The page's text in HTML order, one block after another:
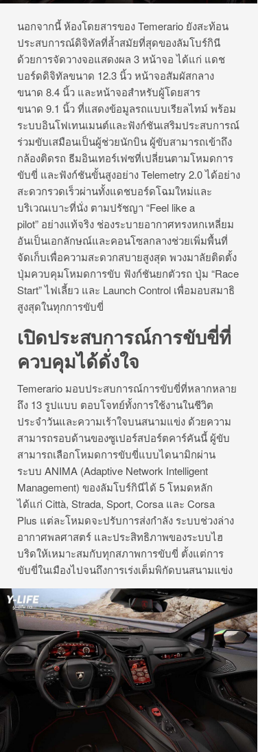
นอกจากนี้ ห้องโดยสารของ Temerario ยังสะท้อน
ประสบการณ์ดิจิทัลที่ล้ำสมัยที่สุดของลัมโบร์กินี
ด้วยการจัดวางจอแสดงผล 3 หน้าจอ ได้แก่ แดช
บอร์ดดิจิทัลขนาด 12.3 นิ้ว หน้าจอสัมผัสกลาง
ขนาด 8.4 นิ้ว และหน้าจอสำหรับผู้โดยสาร
ขนาด 9.1 นิ้ว ที่แสดงข้อมูลรถแบบเรียลไทม์ พร้อม
ระบบอินโฟเทนเมนต์และฟังก์ชันเสริมประสบการณ์
ร่วมขับเสมือนเป็นผู้ช่วยนักบิน ผู้ขับสามารถเข้าถึง
กล้องติดรถ ธีมอินเทอร์เฟซที่เปลี่ยนตามโหมดการ
ขับขี่ และฟังก์ชันขั้นสูงอย่าง Telemetry 2.0 ได้อย่าง
สะดวกรวดเร็วผ่านทั้งแดชบอร์ดโฉมใหม่และ
บริเวณเบาะที่นั่ง ตามปรัชญา “Feel like a
pilot” อย่างแท้จริง ช่องระบายอากาศทรงหกเหลี่ยม
อันเป็นเอกลักษณ์และคอนโซลกลางช่วยเพิ่มพื้นที่
จัดเก็บเพื่อความสะดวกสบายสูงสุด พวงมาลัยติดตั้ง
ปุ่มควบคุมโหมดการขับ ฟังก์ชันยกตัวรถ ปุ่ม “Race
Start” ไฟเลี้ยว และ Launch Control เพื่อมอบสมาธิ
สูงสุดในทุกการขับขี่
เปิดประสบการณ์การขับขี่ที่
ควบคุมได้ดั่งใจ
Temerario มอบประสบการณ์การขับขี่ที่หลากหลาย
ถึง 13 รูปแบบ ตอบโจทย์ทั้งการใช้งานในชีวิต
ประจำวันและความเร้าใจบนสนามแข่ง ด้วยความ
สามารถรอบด้านของซูเปอร์สปอร์ตคาร์คันนี้ ผู้ขับ
สามารถเลือกโหมดการขับขี่แบบไดนามิกผ่าน
ระบบ ANIMA (Adaptive Network Intelligent
Management) ของลัมโบร์กินีได้ 5 โหมดหลัก
ได้แก่ Città, Strada, Sport, Corsa และ Corsa
Plus แต่ละโหมดจะปรับการส่งกำลัง ระบบช่วงล่าง
อากาศพลศาสตร์ และประสิทธิภาพของระบบไฮ
บริดให้เหมาะสมกับทุกสภาพการขับขี่ ตั้งแต่การ
ขับขี่ในเมืองไปจนถึงการเร่งเต็มพิกัดบนสนามแข่ง